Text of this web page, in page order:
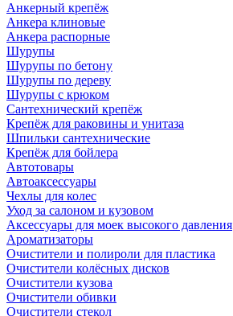
Анкерный крепёж
Анкера клиновые
Анкера распорные
Шурупы
Шурупы по бетону
Шурупы по дереву
Шурупы с крюком
Сантехнический крепёж
Крепёж для раковины и унитаза
Шпильки сантехнические
Крепёж для бойлера
Автотовары
Автоаксессуары
Чехлы для колес
Уход за салоном и кузовом
Аксессуары для моек высокого давления
Ароматизаторы
Очистители и полироли для пластика
Очистители колёсных дисков
Очистители кузова
Очистители обивки
Очистители стекол